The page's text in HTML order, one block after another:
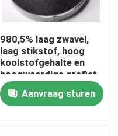
980,5% laag zwavel,
laag stikstof, hoog
koolstofgehalte en
hoogwaardige grafiet
petroleum cokes
Aanvraag sturen